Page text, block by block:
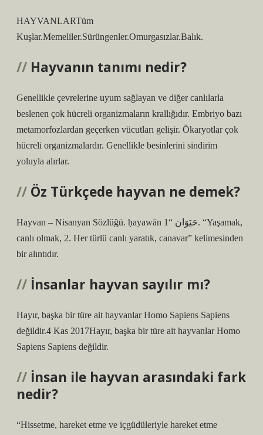
HAYVANLARTüm
Kuşlar.Memeliler.Sürüngenler.Omurgasızlar.Balık.
Hayvanın tanımı nedir?
Genellikle çevrelerine uyum sağlayan ve diğer canlılarla
beslenen çok hücreli organizmaların krallığıdır. Embriyo bazı
metamorfozlardan geçerken vücutları gelişir. Ökaryotlar çok
hücreli organizmalardır. Genellikle besinlerini sindirim
yoluyla alırlar.
Öz Türkçede hayvan ne demek?
Hayvan – Nisanyan Sözlüğü. ḥayawān حَيَوَان “1. “Yaşamak,
canlı olmak, 2. Her türlü canlı yaratık, canavar” kelimesinden
bir alıntıdır.
İnsanlar hayvan sayılır mı?
Hayır, başka bir türe ait hayvanlar Homo Sapiens Sapiens
değildir.4 Kas 2017Hayır, başka bir türe ait hayvanlar Homo
Sapiens Sapiens değildir.
İnsan ile hayvan arasındaki fark
nedir?
“Hissetme, hareket etme ve içgüdüleriyle hareket etme